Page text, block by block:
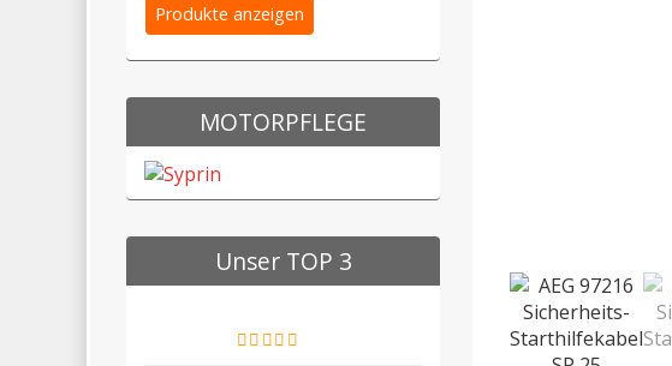
MOTORPFLEGE
Unser TOP 3